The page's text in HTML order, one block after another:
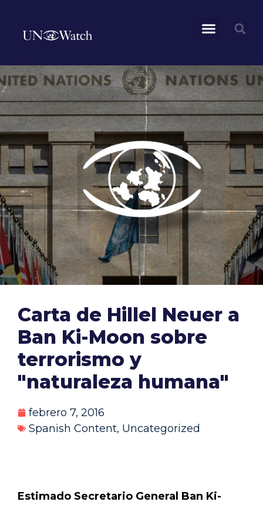
Carta de Hillel Neuer a
Ban Ki-Moon sobre
terrorismo y
"naturaleza humana"
febrero 7, 2016
Spanish Content, Uncategorized
Estimado Secretario General Ban Ki-